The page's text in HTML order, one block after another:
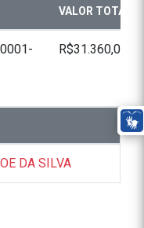
VALOR TOTAL
R$31.360,00
DA SILVA